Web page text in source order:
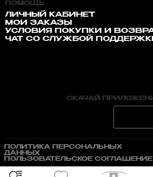
ПОМОЩЬ
ЛИЧНЫЙ КАБИНЕТ
МОИ ЗАКАЗЫ
УСЛОВИЯ ПОКУПКИ И
ЧАТ СО СЛУЖБОЙ
СКАЧАЙ
ПОЛИТИКА ПЕРСОНАЛЬНЫХ
ДАННЫХ
ПОЛЬЗОВАТЕЛЬСКОЕ СОГЛАШЕНИЕ